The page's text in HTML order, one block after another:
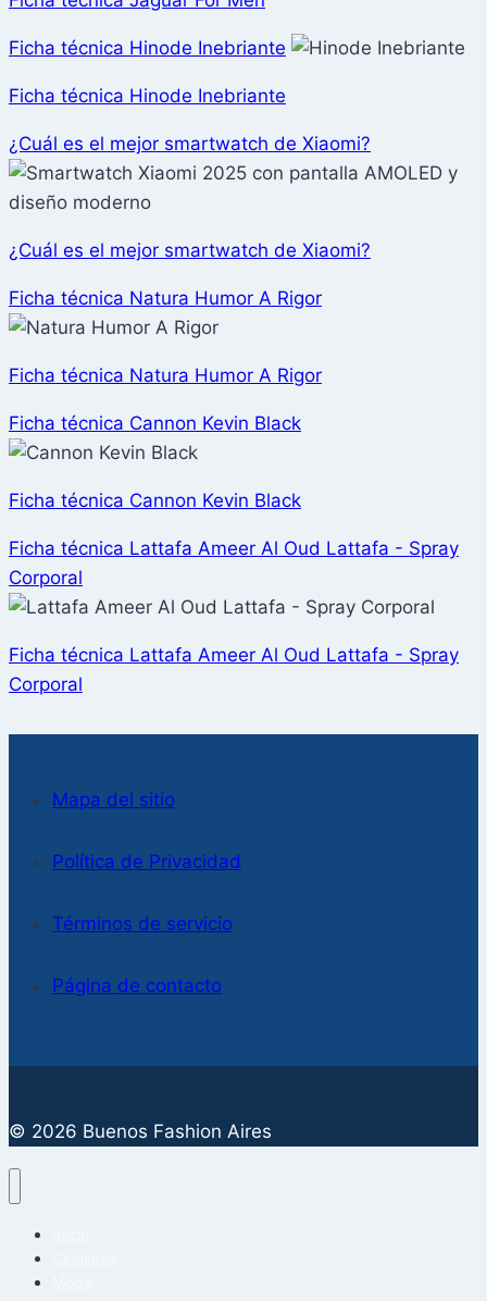
Ficha técnica Hinode Inebriante
Ficha técnica Hinode Inebriante
¿Cuál es el mejor smartwatch de Xiaomi?
¿Cuál es el mejor smartwatch de Xiaomi?
Ficha técnica Natura Humor A Rigor
Ficha técnica Natura Humor A Rigor
Ficha técnica Cannon Kevin Black
Ficha técnica Cannon Kevin Black
Ficha técnica Lattafa Ameer Al Oud Lattafa - Spray
Corporal
Ficha técnica Lattafa Ameer Al Oud Lattafa - Spray
Corporal
Mapa del sitio
Política de Privacidad
Términos de servicio
Página de contacto
© 2026 Buenos Fashion Aires